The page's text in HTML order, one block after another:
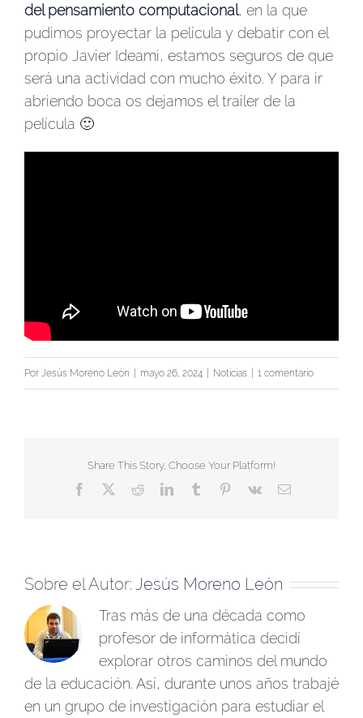
del pensamiento computacional, en la que
pudimos proyectar la película y debatir con el
propio Javier Ideami, estamos seguros de que
será una actividad con mucho éxito. Y para ir
abriendo boca os dejamos el trailer de la
película 🙂
Por Jesús Moreno León mayo 26, 2024 Noticias 1 comentario
Share This Story, Choose Your Platform!
Facebook RedditLinkedInTumblr Pinterest
Vk
Correo
Sobre el Autor: Jesús Moreno León
Tras más de una década como
profesor de informática decidí
explorar otros caminos del mundo
de la educación. Así, durante unos años trabajé
en un grupo de investigación para estudiar el